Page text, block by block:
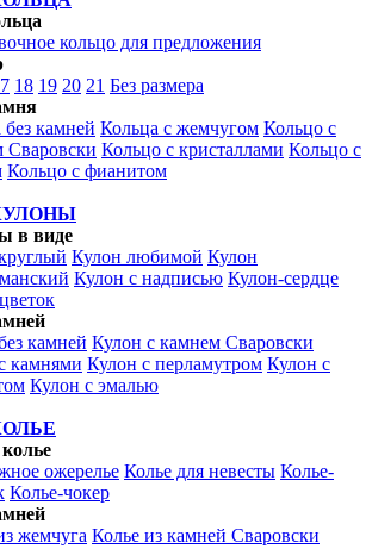
кольцо для предложения
18 19 20 21 Без размера
камней Кольца с жемчугом Кольцо с
Сваровски Кольцо с кристаллами Кольцо с
Кольцо с фианитом
в виде
Кулон любимой Кулон
Кулон с надписью Кулон-сердце
камней Кулон с камнем Сваровски
камнями Кулон с перламутром Кулон с
Кулон с эмалью
ожерелье Колье для невесты Колье-
Колье-чокер
жемчуга Колье из камней Сваровски